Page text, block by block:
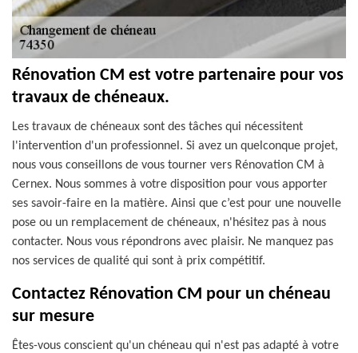
Rénovation CM est votre partenaire pour vos
travaux de chéneaux.
Les travaux de chéneaux sont des tâches qui nécessitent
l'intervention d'un professionnel. Si avez un quelconque projet,
nous vous conseillons de vous tourner vers Rénovation CM à
Cernex. Nous sommes à votre disposition pour vous apporter
ses savoir-faire en la matière. Ainsi que c’est pour une nouvelle
pose ou un remplacement de chéneaux, n'hésitez pas à nous
contacter. Nous vous répondrons avec plaisir. Ne manquez pas
nos services de qualité qui sont à prix compétitif.
Contactez Rénovation CM pour un chéneau
sur mesure
Êtes-vous conscient qu'un chéneau qui n'est pas adapté à votre